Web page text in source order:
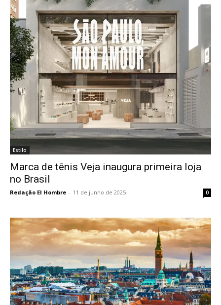
Estilo
Marca de tênis Veja inaugura primeira loja
no Brasil
Redação El Hombre - 11 de junho de 2025 0